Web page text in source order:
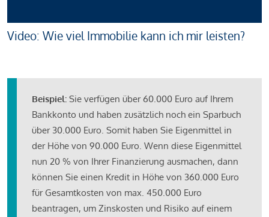
Video: Wie viel Immobilie kann ich mir leisten?
Beispiel: Sie verfügen über 60.000 Euro auf Ihrem
Bankkonto und haben zusätzlich noch ein Sparbuch
über 30.000 Euro. Somit haben Sie Eigenmittel in
der Höhe von 90.000 Euro. Wenn diese Eigenmittel
nun 20 % von Ihrer Finanzierung ausmachen, dann
können Sie einen Kredit in Höhe von 360.000 Euro
für Gesamtkosten von max. 450.000 Euro
beantragen, um Zinskosten und Risiko auf einem